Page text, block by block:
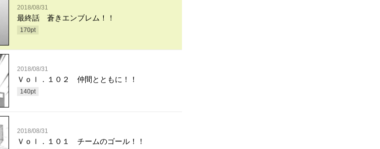
2018/08/31
最終話 蒼きエンブレム！！
170pt
2018/08/31
Ｖｏｌ．１０２ 仲間とともに！！
140pt
2018/08/31
Ｖｏｌ．１０１ チームのゴール！！